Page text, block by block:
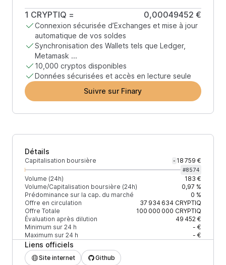
1 CRYPTIQ = 0,00049452 €
Connexion sécurisée d’Exchanges et mise à jour
automatique de vos soldes
Synchronisation des Wallets tels que Ledger,
Metamask ...
10,000 cryptos disponibles
Données sécurisées et accès en lecture seule
Suivre sur Finary
Détails
Capitalisation boursière - 18 759 €
#8574
Volume (24h)
183 €
Volume/Capitalisation boursière (24h)
0,97 %
Prédominance sur la cap. du marché
0 %
Offre en circulation
37 934 634CRYPTIQ
Offre Totale
100 000 000 CRYPTIQ
Évaluation après dilution
49 452 €
Minimum sur 24 h
- €
Maximum sur 24 h
- €
Liens officiels
Site internet Github